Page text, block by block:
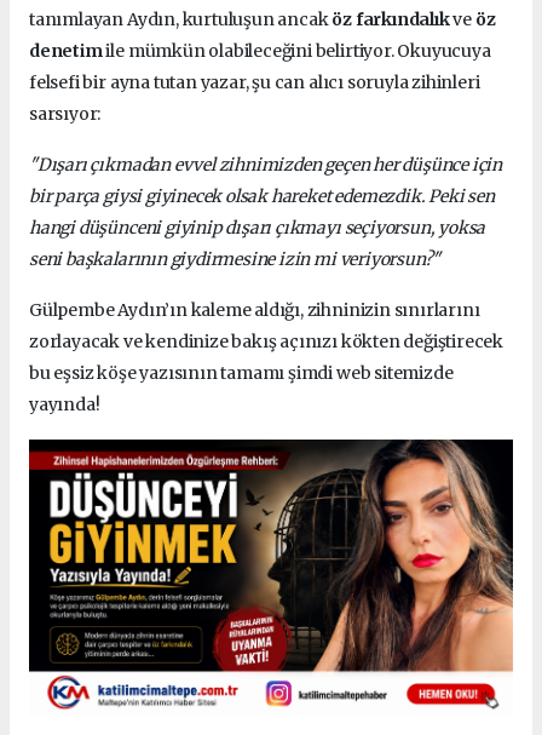
tanımlayan Aydın, kurtuluşun ancaköz farkındalıkve öz
denetimile mümkün olabileceğini belirtiyor. Okuyucuya
felsefi bir ayna tutan yazar, şu can alıcı soruyla zihinleri
sarsıyor:
"Dışarı çıkmadan evvel zihnimizden geçen her düşünce için
bir parça giysi giyinecek olsak hareket edemezdik. Peki sen
hangi düşünceni giyinip dışarı çıkmayı seçiyorsun, yoksa
seni başkalarının giydirmesine izin mi veriyorsun?"
Gülpembe Aydın’ın kaleme aldığı, zihninizin sınırlarını
zorlayacak ve kendinize bakış açınızı kökten değiştirecek
bu eşsiz köşe yazısının tamamı şimdi web sitemizde
yayında!